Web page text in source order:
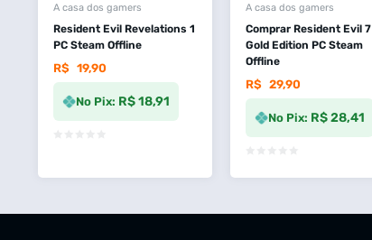
A casa dos gamers
Resident Evil Revelations 1
PC Steam Offline
R$ 19,90
No Pix: R$ 18,91
A casa dos gamers
Comprar Resident Evil 7
Gold Edition PC Steam
Offline
R$ 29,90
No Pix: R$ 28,41